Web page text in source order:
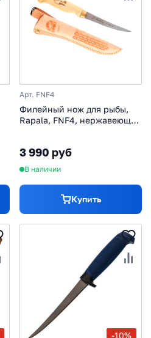
Арт. FNF4
Филейный нож для рыбы,
Rapala, FNF4, нержавеющая
3 990 руб
В наличии
Купить
-10%